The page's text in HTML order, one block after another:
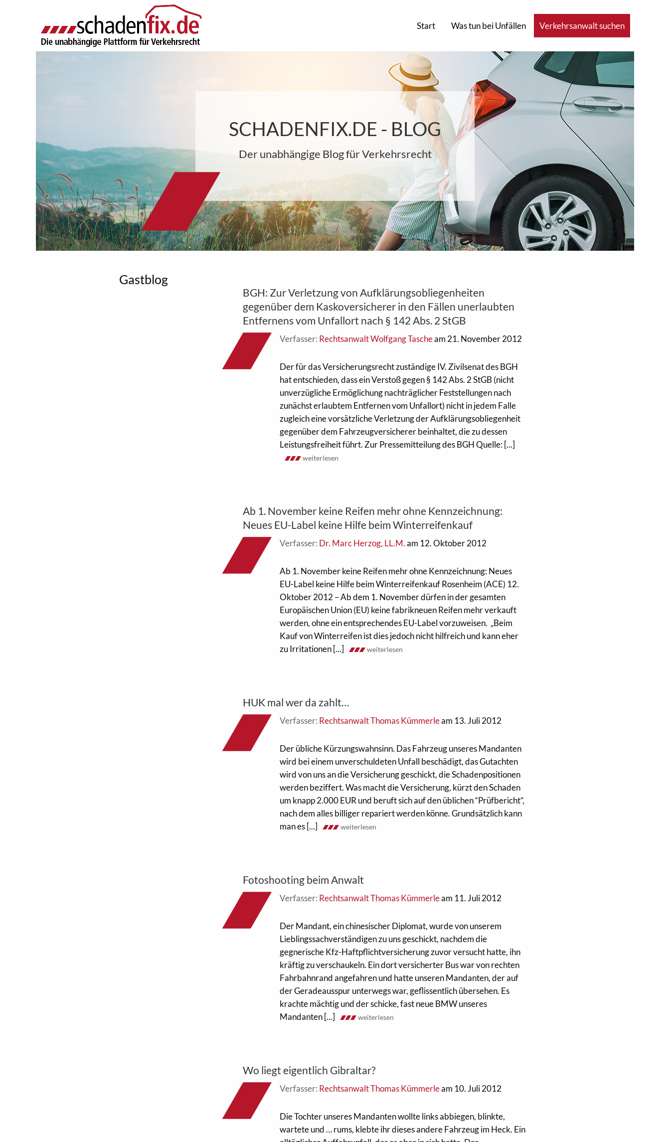
Start Was tun bei Unfällen Verkehrsanwalt suchen
SCHADENFIX.DE - BLOG
Der unabhängige Blog für Verkehrsrecht
Gastblog
BGH: Zur Verletzung von Aufklärungsobliegenheiten
gegenüber dem Kaskoversicherer in den Fällen unerlaubten
Entfernens vom Unfallort nach § 142 Abs. 2 StGB
Verfasser: Rechtsanwalt Wolfgang Tascheam 21. November 2012
Der für das Versicherungsrecht zuständige IV. Zivilsenat des BGH
hat entschieden, dass ein Verstoß gegen § 142 Abs. 2 StGB (nicht
unverzügliche Ermöglichung nachträglicher Feststellungen nach
zunächst erlaubtem Entfernen vom Unfallort) nicht in jedem Falle
zugleich eine vorsätzliche Verletzung der Aufklärungsobliegenheit
gegenüber dem Fahrzeugversicherer beinhaltet, die zu dessen
Leistungsfreiheit führt. Zur Pressemitteilung des BGH Quelle: [...]
weiterlesen
Ab 1. November keine Reifen mehr ohne Kennzeichnung:
Neues EU-Label keine Hilfe beim Winterreifenkauf
Verfasser: Dr. Marc Herzog, LL.M.am 12. Oktober 2012
Ab 1. November keine Reifen mehr ohne Kennzeichnung: Neues
EU-Label keine Hilfe beim Winterreifenkauf Rosenheim (ACE) 12.
Oktober 2012 – Ab dem 1. November dürfen in der gesamten
Europäischen Union (EU) keine fabrikneuen Reifen mehr verkauft
werden, ohne ein entsprechendes EU-Label vorzuweisen. „Beim
Kauf von Winterreifen ist dies jedoch nicht hilfreich und kann eher
zu Irritationen [...]
weiterlesen
HUK mal wer da zahlt…
Verfasser: Rechtsanwalt Thomas Kümmerleam 13. Juli 2012
Der übliche Kürzungswahnsinn. Das Fahrzeug unseres Mandanten
wird bei einem unverschuldeten Unfall beschädigt, das Gutachten
wird von uns an die Versicherung geschickt, die Schadenpositionen
werden beziffert. Was macht die Versicherung, kürzt den Schaden
um knapp 2.000 EUR und beruft sich auf den üblichen “Prüfbericht”,
nach dem alles billiger repariert werden könne. Grundsätzlich kann
man es [...]
weiterlesen
Fotoshooting beim Anwalt
Verfasser: Rechtsanwalt Thomas Kümmerleam 11. Juli 2012
Der Mandant, ein chinesischer Diplomat, wurde von unserem
Lieblingssachverständigen zu uns geschickt, nachdem die
gegnerische Kfz-Haftpflichtversicherung zuvor versucht hatte, ihn
kräftig zu verschaukeln. Ein dort versicherter Bus war von rechten
Fahrbahnrand angefahren und hatte unseren Mandanten, der auf
der Geradeausspur unterwegs war, geflissentlich übersehen. Es
krachte mächtig und der schicke, fast neue BMW unseres
Mandanten [...]
weiterlesen
Wo liegt eigentlich Gibraltar?
Verfasser: Rechtsanwalt Thomas Kümmerleam 10. Juli 2012
Die Tochter unseres Mandanten wollte links abbiegen, blinkte,
wartete und … rums, klebte ihr dieses andere Fahrzeug im Heck. Ein